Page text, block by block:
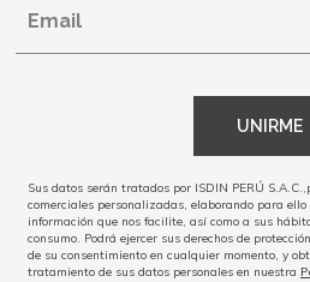
Email
UNIRME
Sus datos serán tratados por ISDIN PERÚ
comerciales personalizadas, elaborando para
información que nos facilite, así como a sus
consumo. Podrá ejercer sus derechos de
de su consentimiento en cualquier momento, y
tratamiento de sus datos personales en nuestra